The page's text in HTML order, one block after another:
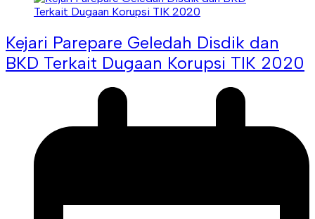
Kejari Parepare Geledah Disdik dan
BKD Terkait Dugaan Korupsi TIK 2020